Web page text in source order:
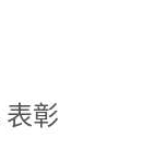
表彰